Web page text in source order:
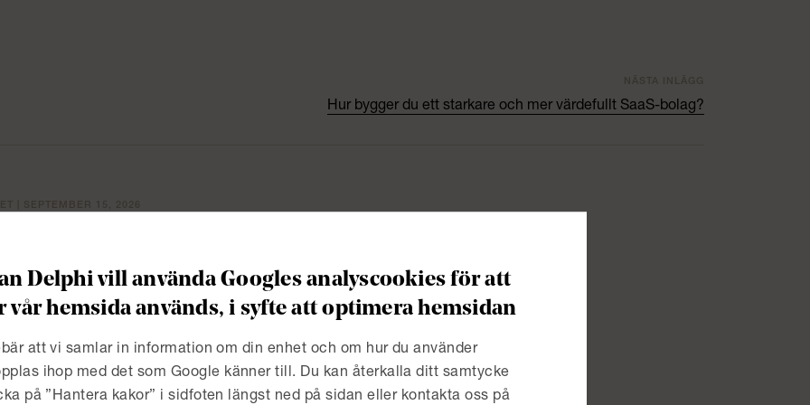
Hur bygger du ett starkare och mer värdefullt SaaS-bolag?
| SEPTEMBER 8, 2026
och juridiken
AKTIVITET AKTIVITET | JUNE 11, 2026
Delphi vill använda Googles analyscookies för att
vår hemsida används, i syfte att optimera hemsidan
att vi samlar in information om din enhet och om hur du använder
ihop med det som Google känner till. Du kan återkalla ditt samtycke
på ”Hantera kakor” i sidfoten längst ned på sidan eller kontakta oss på